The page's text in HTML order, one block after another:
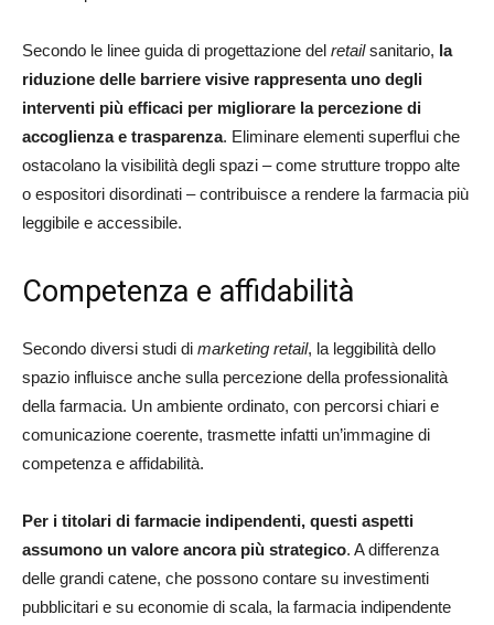
Secondo le linee guida di progettazione del retailsanitario, la
riduzione delle barriere visive rappresenta uno degli
interventi più efficaci per migliorare la percezione di
accoglienza e trasparenza. Eliminare elementi superflui che
ostacolano la visibilità degli spazi – come strutture troppo alte
o espositori disordinati – contribuisce a rendere la farmacia più
leggibile e accessibile.
Competenza e affidabilità
Secondo diversi studi di marketing retail, la leggibilità dello
spazio influisce anche sulla percezione della professionalità
della farmacia. Un ambiente ordinato, con percorsi chiari e
comunicazione coerente, trasmette infatti un’immagine di
competenza e affidabilità.
Per i titolari di farmacie indipendenti, questi aspetti
assumono un valore ancora più strategico. A differenza
delle grandi catene, che possono contare su investimenti
pubblicitari e su economie di scala, la farmacia indipendente